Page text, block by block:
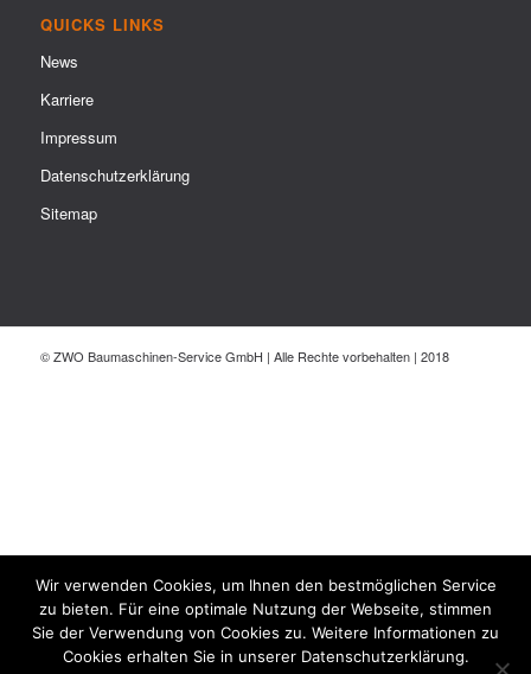
QUICKS LINKS
News
Karriere
Impressum
Datenschutzerklärung
Sitemap
© ZWO Baumaschinen-Service GmbH | Alle Rechte vorbehalten | 2018
Wir verwenden Cookies, um Ihnen den bestmöglichen Service
zu bieten. Für eine optimale Nutzung der Webseite, stimmen
Sie der Verwendung von Cookies zu. Weitere Informationen zu
Cookies erhalten Sie in unserer Datenschutzerklärung.